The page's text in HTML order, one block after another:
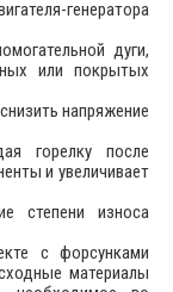
генератора
дуги,
или покрытых
напряжение
горелку после
и увеличивает
степени износа
с форсунками
материалы